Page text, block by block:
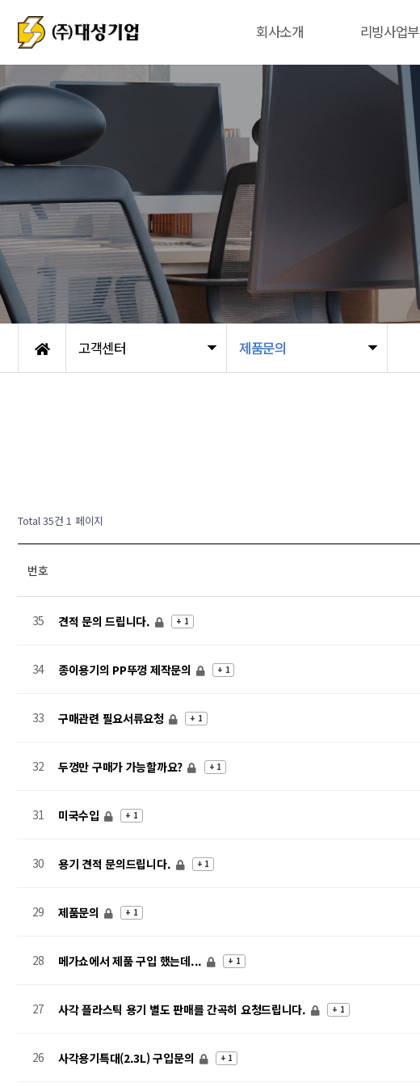
회사소개 리빙사업부
고객센터 제품문의
Total 35건 1 페이지
번호
35 견적 문의 드립니다. + 1
34 종이용기의 PP뚜껑 제작문의 + 1
33 구매관련 필요서류요청 + 1
32 두껑만 구매가 가능할까요? + 1
31 미국수입 + 1
30 용기 견적 문의드립니다. + 1
29 제품문의 + 1
28 메가쇼에서 제품 구입 했는데... + 1
27 사각 플라스틱 용기 별도 판매를 간곡히 요청드립니다. + 1
26 사각용기특대(2.3L) 구입문의 + 1